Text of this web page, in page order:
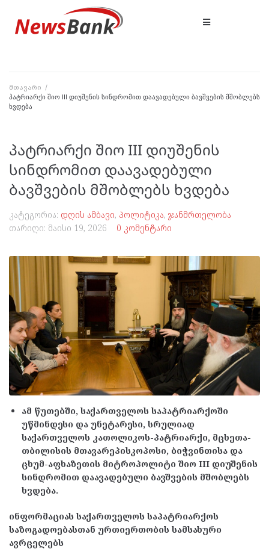
მთავარი /
პატრიარქი შიო III დიუშენის სინდრომით დაავადებული ბავშვების მშობლებს
ხვდება
პატრიარქი შიო III დიუშენის
სინდრომით დაავადებული
ბავშვების მშობლებს ხვდება
კატეგორია: დღის ამბავი, პოლიტიკა, ჯანმრთელობა
თარიღი: მაისი 19, 2026 0 კომენტარი
ამ წუთებში, საქართველოს საპატრიარქოში
უწმინდესი და უნეტარესი, სრულიად
საქართველოს კათოლიკოს-პატრიარქი, მცხეთა-
თბილისის მთავარეპისკოპოსი, ბიჭვინთისა და
ცხუმ-აფხაზეთის მიტროპოლიტი შიო III დიუშენის
სინდრომით დაავადებული ბავშვების მშობლებს
ხვდება.
ინფორმაციას საქართველოს საპატრიარქოს
საზოგადოებასთან ურთიერთობის სამსახური
ავრცელებს